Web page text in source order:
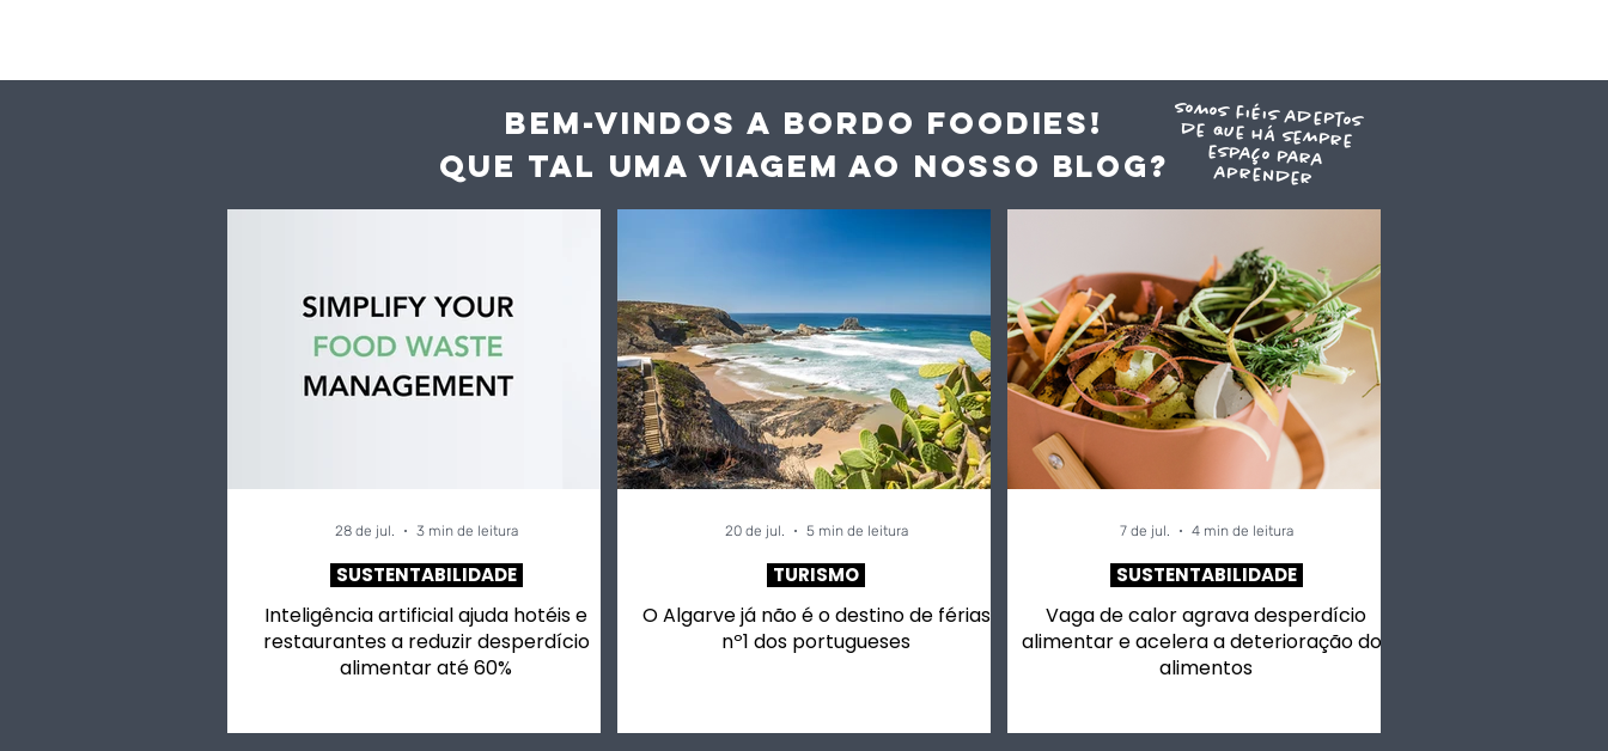
BEM-VINDOS A BORDO FOODIES!
QUE TAL UMA VIAGEM AO NOSSO blog?
somos fiéis adeptos
de que há sempre
espaço para
aprender
Inteligência artificial ajuda hotéis e
restaurantes a reduzir desperdício
alimentar até 60%
SUSTENTABILIDADE
28 de jul. 3 min de leitura
O Algarve já não é o destino de férias
nº1 dos portugueses
TURISMO
20 de jul. 5 min de leitura
Vaga de calor agrava desperdício
alimentar e acelera a deterioração dos
alimentos
SUSTENTABILIDADE
7 de jul. 4 min de leitura